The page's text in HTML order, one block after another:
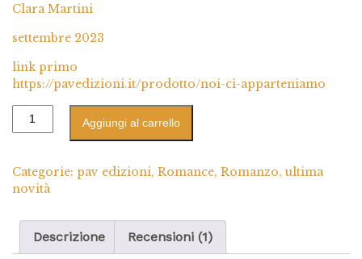
Clara Martini
settembre 2023
link primo
https://pavedizioni.it/prodotto/noi-ci-apparteniamo
Aggiungi al carrello
Categorie: pav edizioni, Romance, Romanzo, ultima
novità
Descrizione Recensioni (1)